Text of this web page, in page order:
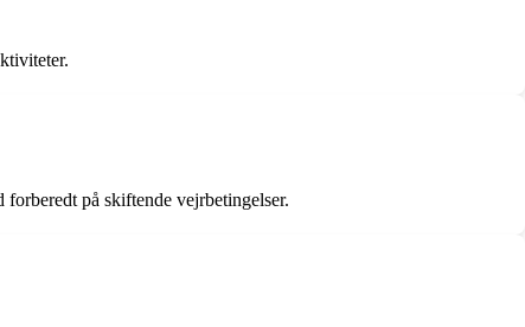
på skiftende vejrbetingelser.